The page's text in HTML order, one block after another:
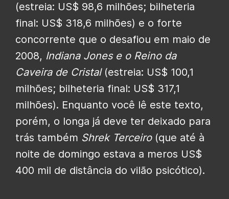
(estreia: US$ 98,6 milhões; bilheteria
final: US$ 318,6 milhões) e o forte
concorrente que o desafiou em maio de
2008, Indiana Jones e o Reino da
Caveira de Cristal(estreia: US$ 100,1
milhões; bilheteria final: US$ 317,1
milhões). Enquanto você lê este texto,
porém, o longa já deve ter deixado para
trás também Shrek Terceiro(que até à
noite de domingo estava a meros US$
400 mil de distância do vilão psicótico).